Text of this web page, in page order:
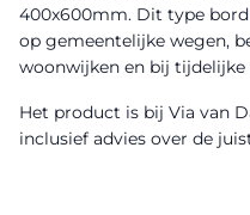
400x600mm. Dit type
op gemeentelijke wegen,
woonwijken en bij tijdelijke
Het product is bij Via van
inclusief advies over de